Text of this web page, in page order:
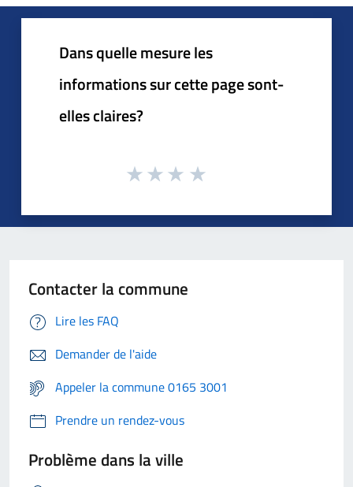
Dans quelle mesure les
informations sur cette page sont-
elles claires?
Contacter la commune
Lire les FAQ
Demander de l'aide
Appeler la commune 0165 3001
Prendre un rendez-vous
Problème dans la ville